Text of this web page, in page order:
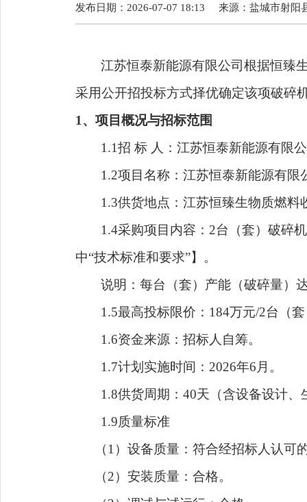
发布日期：2026-07-07 18:13 来源： 盐城市射阳
江苏恒泰新能源有限公司根据恒臻
采用公开招投标方式择优确定该项破碎
1、项目概况与招标范围
1.1招 标 人：江苏恒泰新能源有限
1.2项目名称：江苏恒泰新能源有限
1.3供货地点：江苏恒臻生物质燃
1.4采购项目内容：2台（套）破碎
中“技术标准和要求”】。
说明：每台（套）产能（破碎量）
1.5最高投标限价： 184万元/2台（
1.6资金来源： 招标人自筹。
1.7计划实施时间： 2026年6 月。
1.8供货周期： 40天（含设备设计、
1.9质量标准
（1）设备质量：符合经招标人认可
（2） 安装质量：合格。